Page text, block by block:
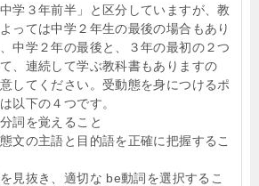
学３年前半」と区分していますが、教
っては中学２年生の最後の場合もあり
中学２年の最後と、３年の最初の２つ
、連続して学ぶ教科書もありますの
してください。受動態を身につけるポ
以下の４つです。
詞を覚えること
文の主語と目的語を正確に把握するこ
見抜き、適切な be動詞を選択するこ